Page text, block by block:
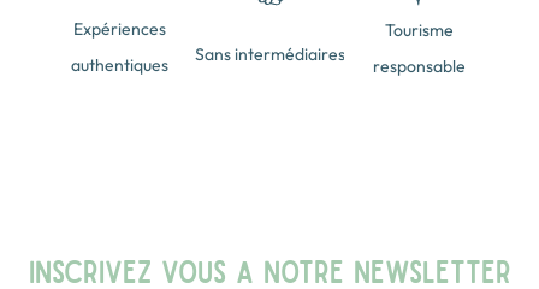
Expériences
authentiques
Sans intermédiaires
Tourisme
responsable
INSCRIVEZ VOUS A NOTRE NEWSLETTER